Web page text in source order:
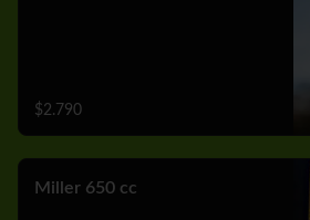
$2.790
Miller 650 cc